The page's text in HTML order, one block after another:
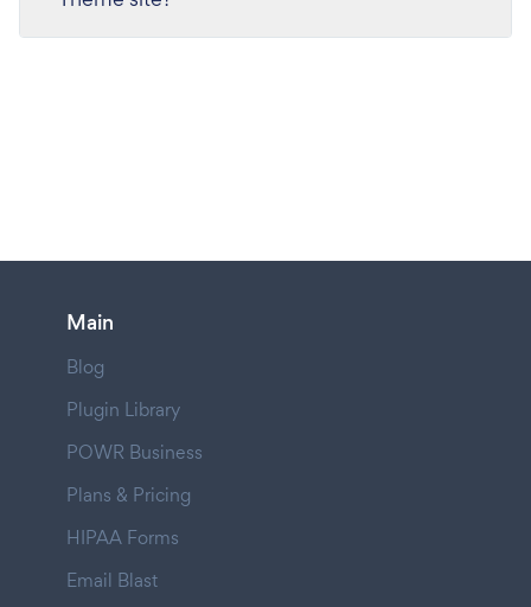
Main
Blog
Plugin Library
POWR Business
Plans & Pricing
HIPAA Forms
Email Blast